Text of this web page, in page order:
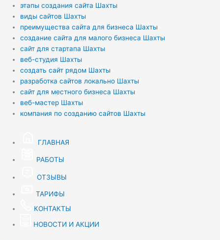
этапы создания сайта Шахты
виды сайтов Шахты
преимущества сайта для бизнеса Шахты
создание сайта для малого бизнеса Шахты
сайт для стартапа Шахты
веб-студия Шахты
создать сайт рядом Шахты
разработка сайтов локально Шахты
сайт для местного бизнеса Шахты
веб-мастер Шахты
компания по созданию сайтов Шахты
ГЛАВНАЯ
РАБОТЫ
ОТЗЫВЫ
ТАРИФЫ
КОНТАКТЫ
НОВОСТИ И АКЦИИ